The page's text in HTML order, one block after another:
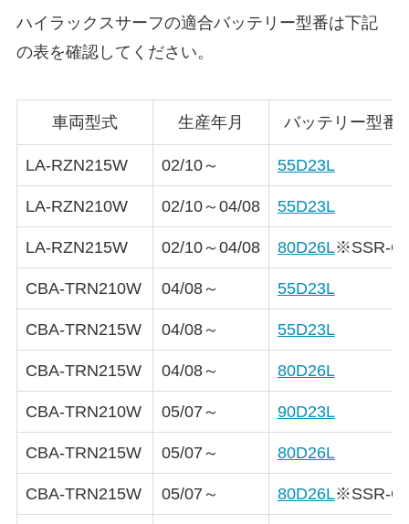
ハイラックスサーフの適合バッテリー型番は下記
の表を確認してください。
車両型式 生産年月 バッテリー型番
LA-RZN215W 02/10～ 55D23L
LA-RZN210W 02/10～04/08 55D23L
LA-RZN215W 02/10～04/08 80D26L※SSR-G
CBA-TRN210W 04/08～ 55D23L
CBA-TRN215W 04/08～ 55D23L
CBA-TRN215W 04/08～ 80D26L
CBA-TRN210W 05/07～ 90D23L
CBA-TRN215W 05/07～ 80D26L
CBA-TRN215W 05/07～ 80D26L※SSR-G